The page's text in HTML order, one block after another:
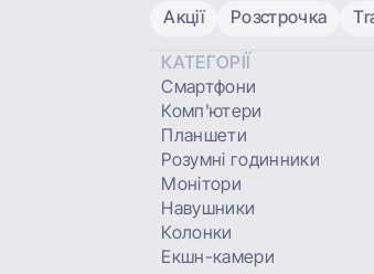
Акції Розстрочка
КАТЕГОРІЇ
Смартфони
Комп'ютери
Планшети
Розумні годинники
Монітори
Навушники
Колонки
Екшн-камери